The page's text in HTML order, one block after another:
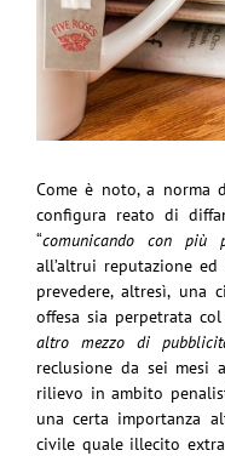
Come è noto, a norma
configura reato di
“comunicando con più
all’altrui reputazione
prevedere, altresì, una
offesa sia perpetrata
altro mezzo di
reclusione da sei mesi
rilievo in ambito
una certa importanza
civile quale illecito